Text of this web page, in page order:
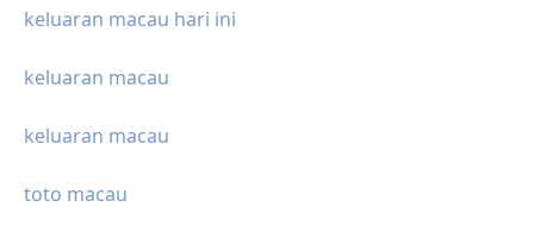
keluaran macau hari ini
keluaran macau
keluaran macau
toto macau